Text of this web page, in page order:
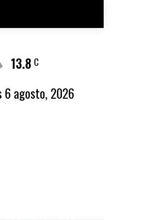
13.8 C
6 agosto, 2026